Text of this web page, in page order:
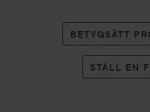
BETYGSÄTT
STÄLL EN